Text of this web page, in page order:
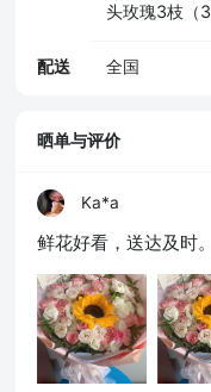
头玫瑰3枝（
配送 全国
晒单与评价
Ka*a
鲜花好看，送达及时。